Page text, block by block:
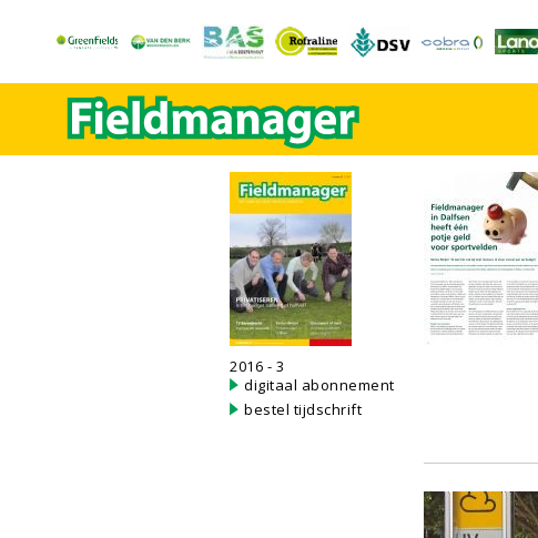
2016 - 3
digitaal abonnement
bestel tijdschrift